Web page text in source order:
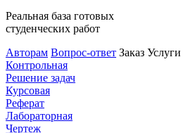
Реальная база готовых
студенческих работ
Авторам Вопрос-ответ Заказ Услуги
Контрольная
Решение задач
Курсовая
Реферат
Лабораторная
Чертеж